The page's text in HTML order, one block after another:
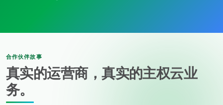
合作伙伴故事
真实的运营商，真实的主权云业
务。